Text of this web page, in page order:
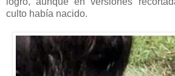
culto había nacido.